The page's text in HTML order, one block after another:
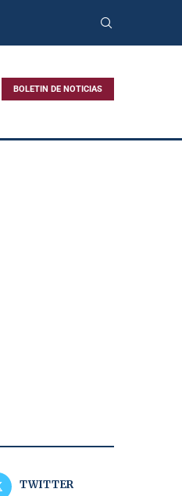
BOLETIN DE NOTICIAS
TWITTER